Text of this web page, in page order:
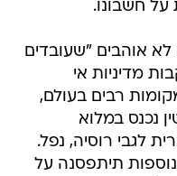
חשבונו.
אוהבים "שעובדים
מדיניות אי
רבים בעולם,
נכנס במלוא
לגבי רוסיה, נפל.
תיתפסנה על